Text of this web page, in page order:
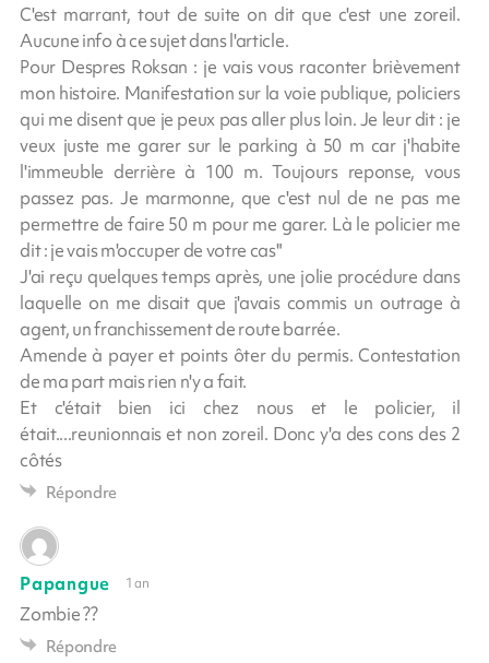
C'est marrant, tout de suite on dit que c'est une zoreil.
Aucune info à ce sujet dans l'article.
Pour Despres Roksan : je vais vous raconter brièvement
mon histoire. Manifestation sur la voie publique, policiers
qui me disent que je peux pas aller plus loin. Je leur dit : je
veux juste me garer sur le parking à 50 m car j'habite
l'immeuble derrière à 100 m. Toujours reponse, vous
passez pas. Je marmonne, que c'est nul de ne pas me
permettre de faire 50 m pour me garer. Là le policier me
dit : je vais m'occuper de votre cas"
J'ai reçu quelques temps après, une jolie procédure dans
laquelle on me disait que j'avais commis un outrage à
agent, un franchissement de route barrée.
Amende à payer et points ôter du permis. Contestation
de ma part mais rien n'y a fait.
Et c'était bien ici chez nous et le policier, il
était....reunionnais et non zoreil. Donc y'a des cons des 2
côtés
Répondre
Papangue 1 an
Zombie ??
Répondre